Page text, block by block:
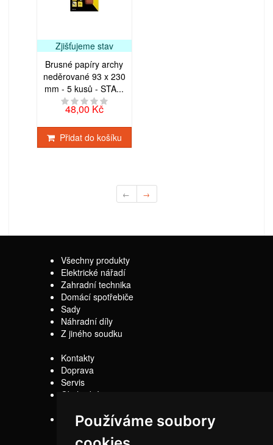
Používáme soubory
Zjišťujeme stav
Brusné papíry archy
neděrované 93 x 230
mm - 5 kusů - STA...
48,00 Kč
Přidat do košíku
← →
Všechny produkty
Elektrické nářadí
Zahradní technika
Domácí spotřebiče
Sady
Náhradní díly
Z jiného soudku
Kontakty
Doprava
Servis
Obchodní
Reklamační řád